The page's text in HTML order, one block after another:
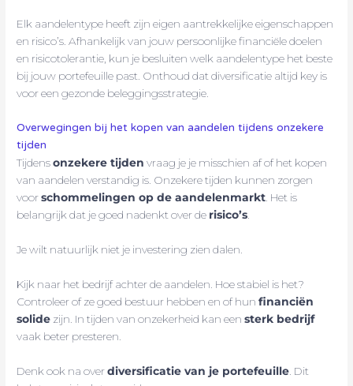
Elk aandelentype heeft zijn eigen aantrekkelijke eigenschappen
en risico’s. Afhankelijk van jouw persoonlijke financiële doelen
en risicotolerantie, kun je besluiten welk aandelentype het beste
bij jouw portefeuille past. Onthoud dat diversificatie altijd key is
voor een gezonde beleggingsstrategie.
Overwegingen bij het kopen van aandelen tijdens onzekere
tijden
Tijdensonzekere tijden vraag je je misschien af of het kopen
van aandelen verstandig is. Onzekere tijden kunnen zorgen
voorschommelingen op de aandelenmarkt. Het is
belangrijk dat je goed nadenkt over de risico’s.
Je wilt natuurlijk niet je investering zien dalen.
Kijk naar het bedrijf achter de aandelen. Hoe stabiel is het?
Controleer of ze goed bestuur hebben en of hunfinanciën
solide zijn. In tijden van onzekerheid kan eensterk bedrijf
vaak beter presteren.
Denk ook na overdiversificatie van je portefeuille . Dit